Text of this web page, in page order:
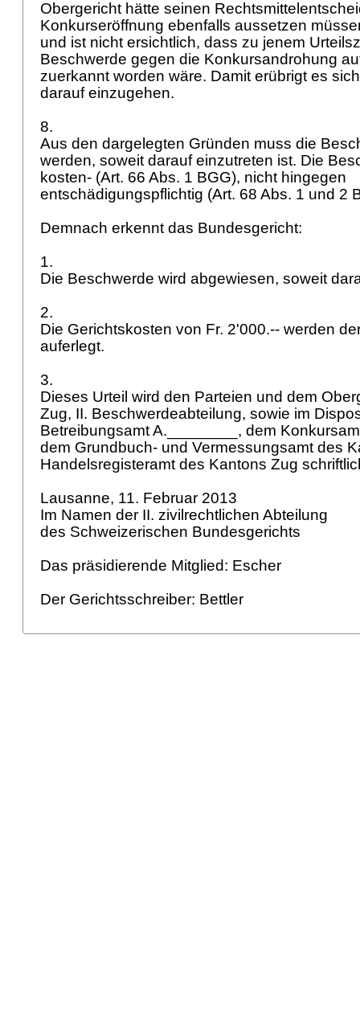
Obergericht hätte seinen
Konkurseröffnung ebenfalls aussetzen
und ist nicht ersichtlich, dass zu jenem
Beschwerde gegen die Konkursandrohung
zuerkannt worden wäre. Damit erübrigt es
darauf einzugehen.
8.
Aus den dargelegten Gründen muss die
werden, soweit darauf einzutreten ist. Die
kosten- (Art. 66 Abs. 1 BGG), nicht hingegen
entschädigungspflichtig (Art. 68 Abs. 1 und 2
Demnach erkennt das Bundesgericht:
1.
Die Beschwerde wird abgewiesen, soweit
2.
Die Gerichtskosten von Fr. 2'000.-- werden
auferlegt.
3.
Dieses Urteil wird den Parteien und dem
Zug, II. Beschwerdeabteilung, sowie im
Betreibungsamt A.________, dem
dem Grundbuch- und Vermessungsamt des
Handelsregisteramt des Kantons Zug
Lausanne, 11. Februar 2013
Im Namen der II. zivilrechtlichen Abteilung
des Schweizerischen Bundesgerichts
Das präsidierende Mitglied: Escher
Der Gerichtsschreiber: Bettler